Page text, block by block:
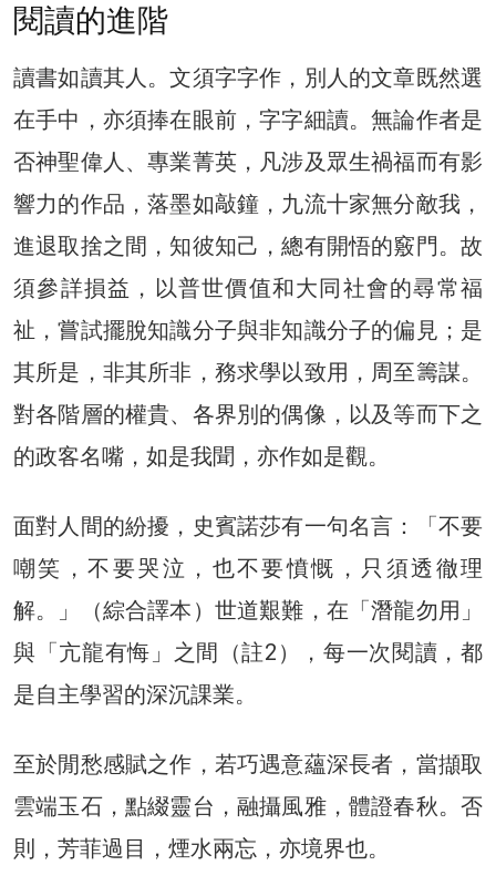
閱讀的進階
讀書如讀其人。文須字字作，別人的文章既然選
在手中，亦須捧在眼前，字字細讀。無論作者是
否神聖偉人、專業菁英，凡涉及眾生禍福而有影
響力的作品，落墨如敲鐘，九流十家無分敵我，
進退取捨之間，知彼知己，總有開悟的竅門。故
須參詳損益，以普世價值和大同社會的尋常福
祉，嘗試擺脫知識分子與非知識分子的偏見；是
其所是，非其所非，務求學以致用，周至籌謀。
對各階層的權貴、各界別的偶像，以及等而下之
的政客名嘴，如是我聞，亦作如是觀。
面對人間的紛擾，史賓諾莎有一句名言：「不要
嘲笑，不要哭泣，也不要憤慨，只須透徹理
解。」（綜合譯本）世道艱難，在「潛龍勿用」
與「亢龍有悔」之間（註2），每一次閱讀，都
是自主學習的深沉課業。
至於閒愁感賦之作，若巧遇意蘊深長者，當擷取
雲端玉石，點綴靈台，融攝風雅，體證春秋。否
則，芳菲過目，煙水兩忘，亦境界也。